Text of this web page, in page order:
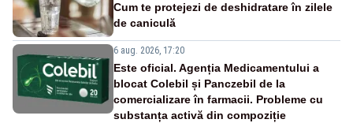
Cum te protejezi de deshidratare în zilele
de caniculă
6 aug. 2026, 17:20
Este oficial. Agenția Medicamentului a
blocat Colebil și Panczebil de la
comercializare în farmacii. Probleme cu
substanța activă din compoziție